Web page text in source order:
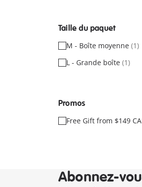
Taille du paquet
M - Boîte moyenne (1)
L - Grande boîte (1)
Promos
Free Gift from $149
Abonnez-